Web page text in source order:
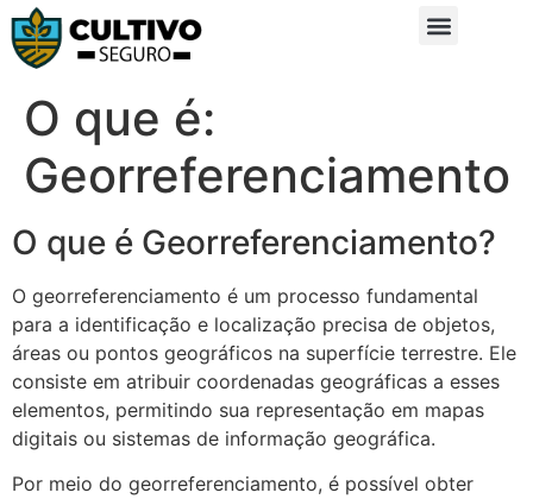
O que é:
Georreferenciamento
O que é Georreferenciamento?
O georreferenciamento é um processo fundamental
para a identificação e localização precisa de objetos,
áreas ou pontos geográficos na superfície terrestre. Ele
consiste em atribuir coordenadas geográficas a esses
elementos, permitindo sua representação em mapas
digitais ou sistemas de informação geográfica.
Por meio do georreferenciamento, é possível obter